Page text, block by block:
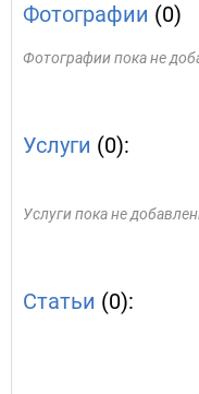
Фотографии (0)
Фотографии пока не
Услуги (0):
Услуги пока не
Статьи (0):